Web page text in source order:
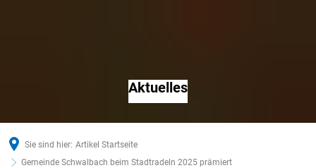
Aktuelles
Sie sind hier: Artikel Startseite
Gemeinde Schwalbach beim Stadtradeln 2025 prämiert